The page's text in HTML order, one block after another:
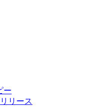
ー
リース